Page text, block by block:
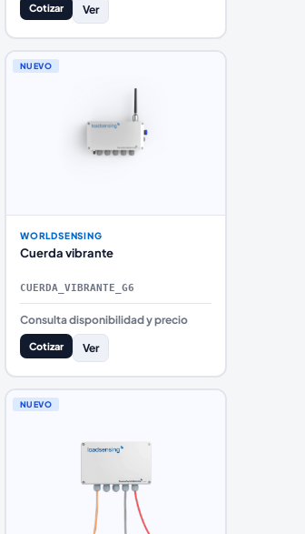
Cotizar Ver
NUEVO
WORLDSENSING
Cuerda vibrante
CUERDA_VIBRANTE_G6
Consulta disponibilidad y precio
Cotizar Ver
NUEVO